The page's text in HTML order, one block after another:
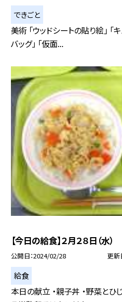
できごと
美術 「ウッドシートの貼り絵」 「
バッグ」 「仮面...
【今日の給食】２月２８日（水）
公開日 2024/02/28 更新
給食
本日の献立 ・親子丼 ・野菜とひ